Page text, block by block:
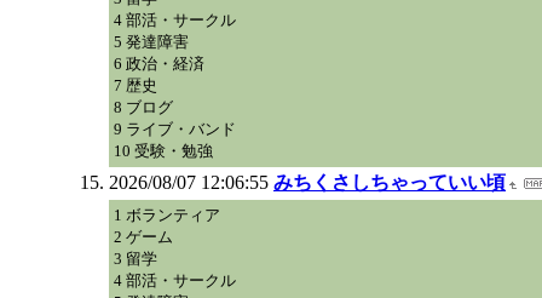
4 部活・サークル
5 発達障害
6 政治・経済
7 歴史
8 ブログ
9 ライブ・バンド
10 受験・勉強
2026/08/07 12:06:55 みちくさしちゃっていい頃
1 ボランティア
2 ゲーム
3 留学
4 部活・サークル